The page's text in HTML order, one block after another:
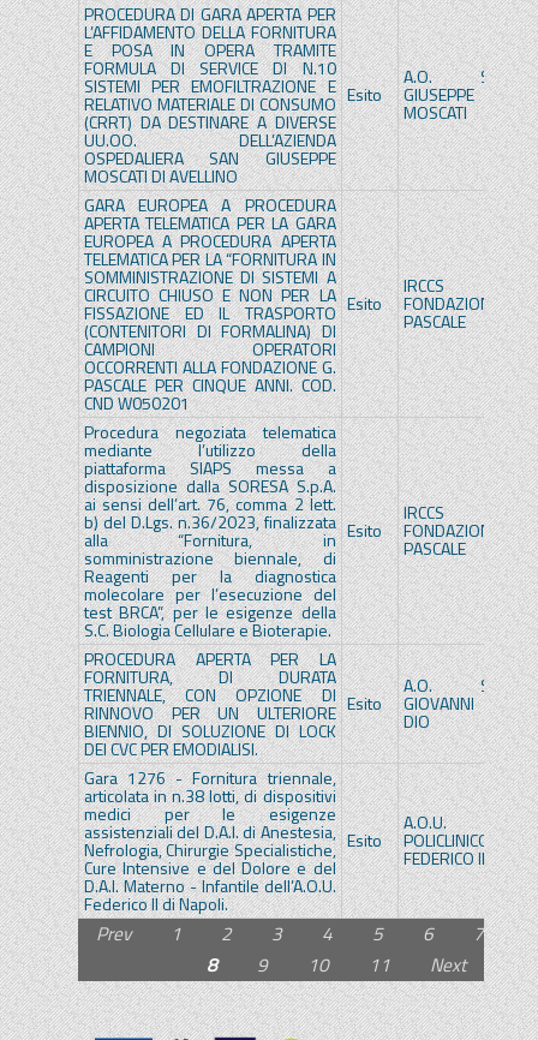
PROCEDURA DI GARA APERTA PER
L’AFFIDAMENTO DELLA FORNITURA
E POSA IN OPERA TRAMITE
FORMULA DI SERVICE DI N.10
SISTEMI PER EMOFILTRAZIONE E
RELATIVO MATERIALE DI CONSUMO
(CRRT) DA DESTINARE A DIVERSE
UU.OO. DELL’AZIENDA
OSPEDALIERA SAN GIUSEPPE
MOSCATI DI AVELLINO
Esito
A.O. SAN
GIUSEPPE
MOSCATI
GARA EUROPEA A PROCEDURA
APERTA TELEMATICA PER LA GARA
EUROPEA A PROCEDURA APERTA
TELEMATICA PER LA “FORNITURA IN
SOMMINISTRAZIONE DI SISTEMI A
CIRCUITO CHIUSO E NON PER LA
FISSAZIONE ED IL TRASPORTO
(CONTENITORI DI FORMALINA) DI
CAMPIONI OPERATORI
OCCORRENTI ALLA FONDAZIONE G.
PASCALE PER CINQUE ANNI. COD.
CND W050201
Esito
IRCCS
FONDAZIONE
PASCALE
Procedura negoziata telematica
mediante l’utilizzo della
piattaforma SIAPS messa a
disposizione dalla SORESA S.p.A.
ai sensi dell’art. 76, comma 2 lett.
b) del D.Lgs. n.36/2023, finalizzata
alla “Fornitura, in
somministrazione biennale, di
Reagenti per la diagnostica
molecolare per l’esecuzione del
test BRCA”, per le esigenze della
S.C. Biologia Cellulare e Bioterapie.
Esito
IRCCS
FONDAZIONE
PASCALE
PROCEDURA APERTA PER LA
FORNITURA, DI DURATA
TRIENNALE, CON OPZIONE DI
RINNOVO PER UN ULTERIORE
BIENNIO, DI SOLUZIONE DI LOCK
DEI CVC PER EMODIALISI.
Esito
A.O. SAN
GIOVANNI DI
DIO
Gara 1276 - Fornitura triennale,
articolata in n.38 lotti, di dispositivi
medici per le esigenze
assistenziali del D.A.I. di Anestesia,
Nefrologia, Chirurgie Specialistiche,
Cure Intensive e del Dolore e del
D.A.I. Materno - Infantile dell’A.O.U.
Federico II di Napoli.
Esito
A.O.U.
POLICLINICO
FEDERICO II
Prev 1 2 3 4 5 6
7
8
9 10 11 Next